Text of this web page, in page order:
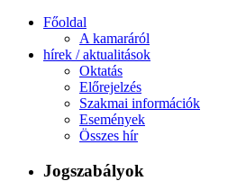
Főoldal
A kamaráról
hírek / aktualitások
Oktatás
Előrejelzés
Szakmai információk
Események
Összes hír
Jogszabályok